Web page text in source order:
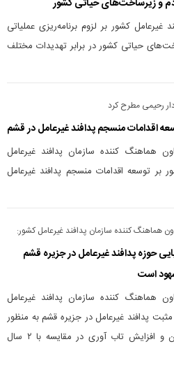
و زیرساخت‌های حیاتی کشور
کشور بر لزوم برنامه‌ریزی عملیاتی
حیاتی کشور در برابر تهدیدات مختلف
رحیمی مطرح کرد
اقدامات منسجم پدافند غیرعامل در قشم
هماهنگ کننده سازمان پدافند غیرعامل
بر توسعه اقدامات منسجم پدافند غیرعامل
هماهنگ کننده سازمان پدافند غیرعامل کشور:
حوزه پدافند غیرعامل در جزیره قشم
است
هماهنگ کننده سازمان پدافند غیرعامل
پدافند غیرعامل در جزیره قشم به منظور
کاهش آسیب پذیری در برابر بحران و افزایش تاب آوری در مقایسه با ۲ سال